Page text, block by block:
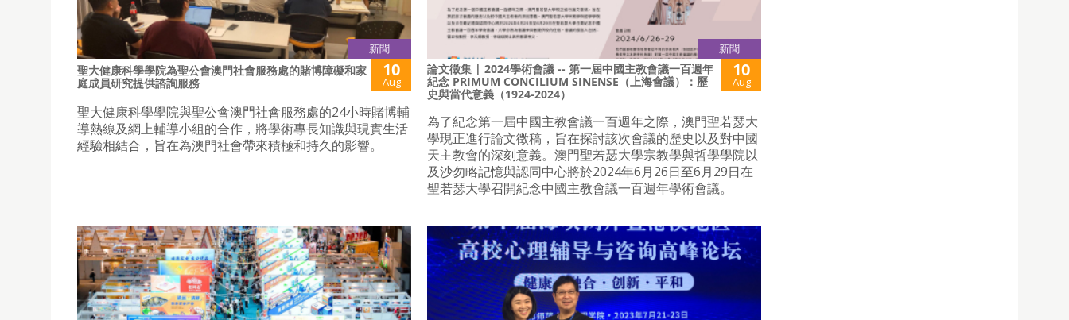
新聞
聖大健康科學學院為聖公會澳門社會服務處的賭博障礙和家
庭成員研究提供諮詢服務
10
Aug
聖大健康科學學院與聖公會澳門社會服務處的24小時賭博輔
導熱線及網上輔導小組的合作，將學術專長知識與現實生活
經驗相結合，旨在為澳門社會帶來積極和持久的影響。
新聞
論文徵集 | 2024學術會議 -- 第一屆中國主教會議一百週年
紀念 PRIMUM CONCILIUM SINENSE（上海會議）：歷
史與當代意義（1924-2024）
10
Aug
為了紀念第一屆中國主教會議一百週年之際，澳門聖若瑟大
學現正進行論文徵稿，旨在探討該次會議的歷史以及對中國
天主教會的深刻意義。澳門聖若瑟大學宗教學與哲學學院以
及沙勿略記憶與認同中心將於2024年6月26日至6月29日在
聖若瑟大學召開紀念中國主教會議一百週年學術會議。